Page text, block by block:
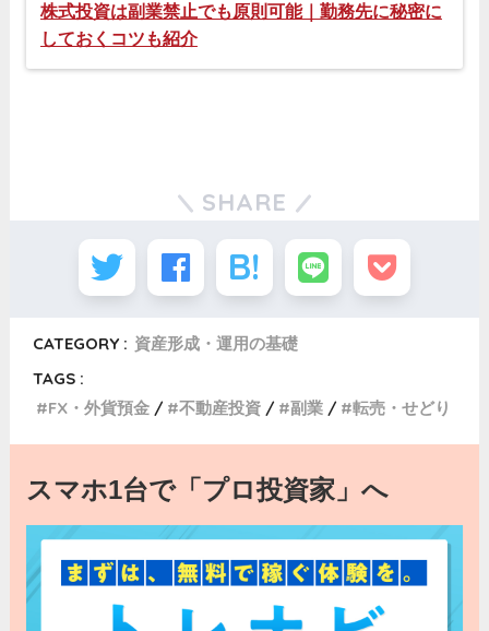
株式投資は副業禁止でも原則可能｜勤務先に秘密に
しておくコツも紹介
SHARE
CATEGORY : 資産形成・運用の基礎
TAGS :
FX・外貨預金
不動産投資 副業 転売・せどり
スマホ1台で「プロ投資家」へ